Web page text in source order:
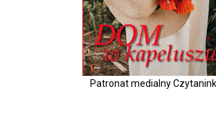
Patronat medialny